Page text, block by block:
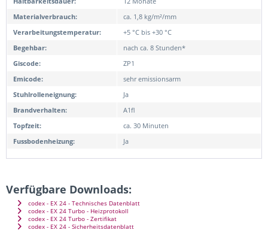
Materialverbrauch:
ca. 1,8 kg/m²/mm
Verarbeitungstemperatur:
+5 °C bis +30 °C
Begehbar:
nach ca. 8 Stunden*
Giscode:
ZP1
Emicode:
sehr emissionsarm
Stuhlrolleneignung:
Ja
Brandverhalten:
A1fl
Topfzeit:
ca. 30 Minuten
Fussbodenheizung:
Ja
Verfügbare Downloads:
codex - EX 24 - Technisches Datenblatt
codex - EX 24 Turbo - Heizprotokoll
codex - EX 24 Turbo - Zertifikat
codex - EX 24 - Sicherheitsdatenblatt